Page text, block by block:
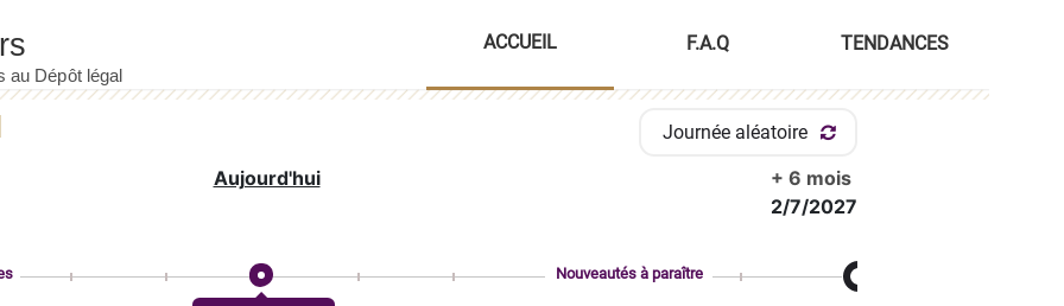
ACCUEIL F.A.Q TENDANCES
Journée aléatoire
Aujourd'hui
+ 6 mois
2/7/2027
Nouveautés à paraître